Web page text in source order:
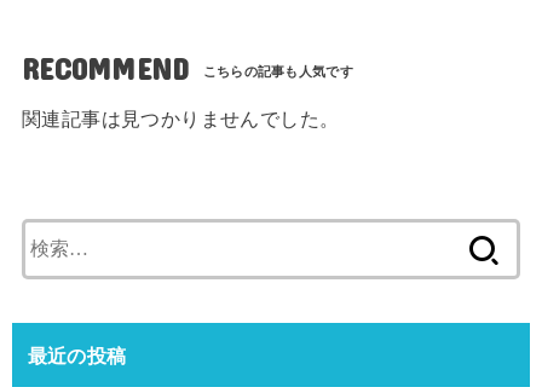
RECOMMEND
関連記事は見つかりませんでした。
索:
最近の投稿